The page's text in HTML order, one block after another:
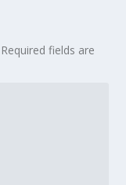
Required fields are